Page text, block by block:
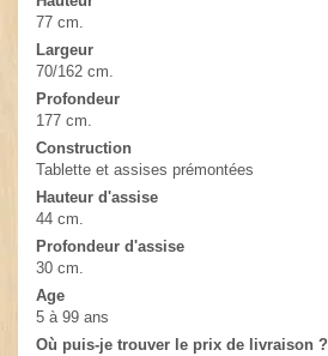
77 cm.
Largeur
70/162 cm.
Profondeur
177 cm.
Construction
Tablette et assises prémontées
Hauteur d'assise
44 cm.
Profondeur d'assise
30 cm.
Age
5 à 99 ans
Où puis-je trouver le prix de livraison ?